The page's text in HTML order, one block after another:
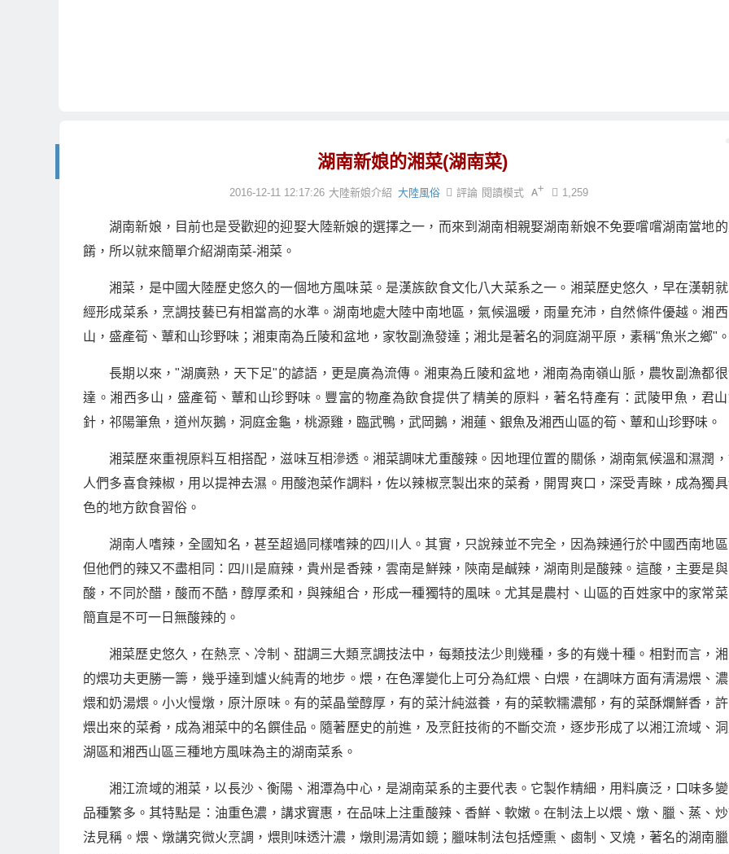
湖南新娘的湘菜(湖南菜)
2016-12-11 12:17:26 大陸新娘介紹 大陸風俗 評論 1,259
閱讀模式
湖南新娘，目前也是受歡迎的迎娶大陸新娘的選擇之一，而來到湖南相親娶湖南新娘不免要嚐嚐湖南當地
餚，所以就來簡單介紹湖南菜-湘菜。
湘菜，是中國大陸歷史悠久的一個地方風味菜。是漢族飲食文化八大菜系之一。湘菜歷史悠久，早在漢朝
經形成菜系，烹調技藝已有相當高的水準。湖南地處大陸中南地區，氣候溫暖，雨量充沛，自然條件優越。湘
山，盛產筍、蕈和山珍野味；湘東南為丘陵和盆地，家牧副漁發達；湘北是著名的洞庭湖平原，素稱"魚米之鄉"
長期以來，"湖廣熟，天下足"的諺語，更是廣為流傳。湘東為丘陵和盆地，湘南為南嶺山脈，農牧副漁都
達。湘西多山，盛產筍、蕈和山珍野味。豐富的物產為飲食提供了精美的原料，著名特產有：武陵甲魚，君
針，祁陽筆魚，道州灰鵝，洞庭金龜，桃源雞，臨武鴨，武岡鵝，湘蓮、銀魚及湘西山區的筍、蕈和山珍野味。
湘菜歷來重視原料互相搭配，滋味互相滲透。湘菜調味尤重酸辣。因地理位置的關係，湖南氣候溫和濕潤
人們多喜食辣椒，用以提神去濕。用酸泡菜作調料，佐以辣椒烹製出來的菜肴，開胃爽口，深受青睞，成為獨
色的地方飲食習俗。
湖南人嗜辣，全國知名，甚至超過同樣嗜辣的四川人。其實，只說辣並不完全，因為辣通行於中國西南地
但他們的辣又不盡相同：四川是麻辣，貴州是香辣，雲南是鮮辣，陝南是鹹辣，湖南則是酸辣。這酸，主要是
酸，不同於醋，酸而不酷，醇厚柔和，與辣組合，形成一種獨特的風味。尤其是農村、山區的百姓家中的家常
簡直是不可一日無酸辣的。
湘菜歷史悠久，在熱烹、冷制、甜調三大類烹調技法中，每類技法少則幾種，多的有幾十種。相對而言，
的煨功夫更勝一籌，幾乎達到爐火純青的地步。煨，在色澤變化上可分為紅煨、白煨，在調味方面有清湯煨、
煨和奶湯煨。小火慢燉，原汁原味。有的菜晶瑩醇厚，有的菜汁純滋養，有的菜軟糯濃郁，有的菜酥爛鮮香，
煨出來的菜肴，成為湘菜中的名饌佳品。隨著歷史的前進，及烹飪技術的不斷交流，逐步形成了以湘江流域、
湖區和湘西山區三種地方風味為主的湖南菜系。
湘江流域的湘菜，以長沙、衡陽、湘潭為中心，是湖南菜系的主要代表。它製作精細，用料廣泛，口味多
品種繁多。其特點是：油重色濃，講求實惠，在品味上注重酸辣、香鮮、軟嫩。在制法上以煨、燉、臘、蒸、
法見稱。煨、燉講究微火烹調，煨則味透汁濃，燉則湯清如鏡；臘味制法包括煙熏、鹵制、叉燒，著名的湖南